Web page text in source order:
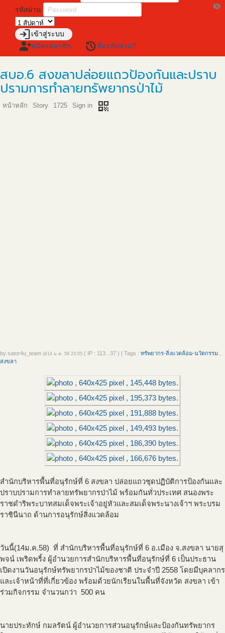
รหัสผ่าน
visibility_off
loginเข้าสู่ระบบ
person_addสมัครสมาชิก restoreลืมรหัสผ่าน?
สบอ.6 สงขลาปล่อยแถวป้องกันและปราบ
ปรามการทำลายทรัพยากรป่าไม้
หน้าหลัก Story 1725 Sign in qr_code
by sator4u_team @14 ม.ค. 58 23:05 ( IP : 113...37 ) Tags : ทรัพยากร-สิ่งแวดล้อม-นวัตกรรม
สงขลา
สำนักบริหารพื้นที่อนุรักษ์ที่ 6 สงขลา ปล่อยแถวชุดปฏิบัติการป้องกันและ
ปราบปรามการทำลายทรัพยากรป่าไม้ พร้อมกันทั่วประเทศ สนองพระ
ราชดำริพระบาทสมเด็จพระเจ้าอยู่หัวและสมเด็จพระนางเจ้าฯ พระบรม
ราชินีนาถ ด้านการอนุรักษ์สิ่งแวดล้อม
วันนี้(14ม.ค.58) ที่ สำนักบริหารพื้นที่อนุรักษ์ที่ 6 อ.เมือง จ.สงขลา นายสุ
พจน์ เพริดพริ้ง ผู้อำนวยการสำนักบริหารพื้นที่อนุรักษ์ที่ 6 เป็นประธาน
เปิดงานวันอนุรักษ์ทรัพยากรป่าไม้ของชาติ ประจำปี 2558 โดยมีบุคลากร
และเจ้าหน้าที่ที่เกี่ยวข้อง พร้อมด้วยนักเรียนในพื้นที่จังหวัด สงขลา เข้า
ร่วมกิจกรรม จำนวนกว่า 500 คน
นายประทักษ์ กมลรัตน์ ผู้อำนวยการส่วนอนุรักษ์และป้องกันทรัพยากร